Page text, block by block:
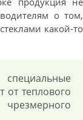
о том,
какой-то
теплового